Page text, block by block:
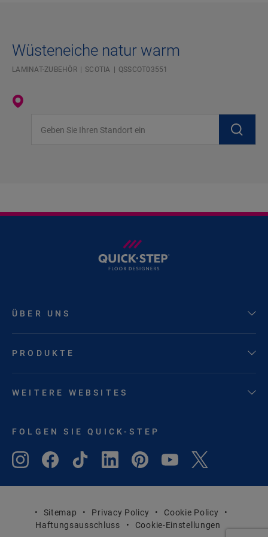
Wüsteneiche natur warm
LAMINAT-ZUBEHÖR SCOTIA QSSCOT03551
ÜBER UNS
PRODUKTE
WEITERE WEBSITES
FOLGEN SIE QUICK-STEP
Sitemap Privacy Policy
Cookie Policy
Haftungsausschluss
Cookie-Einstellungen